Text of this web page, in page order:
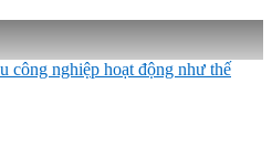
công nghiệp hoạt động như thế